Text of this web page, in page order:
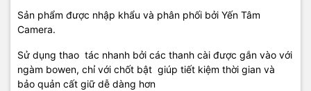
Sản phẩm được nhập khẩu và phân phối bởi Yến Tâm
Camera.
Sử dụng thao tác nhanh bởi các thanh cài được gắn vào với
ngàm bowen, chỉ với chốt bật giúp tiết kiệm thời gian và
bảo quản cất giữ dễ dàng hơn